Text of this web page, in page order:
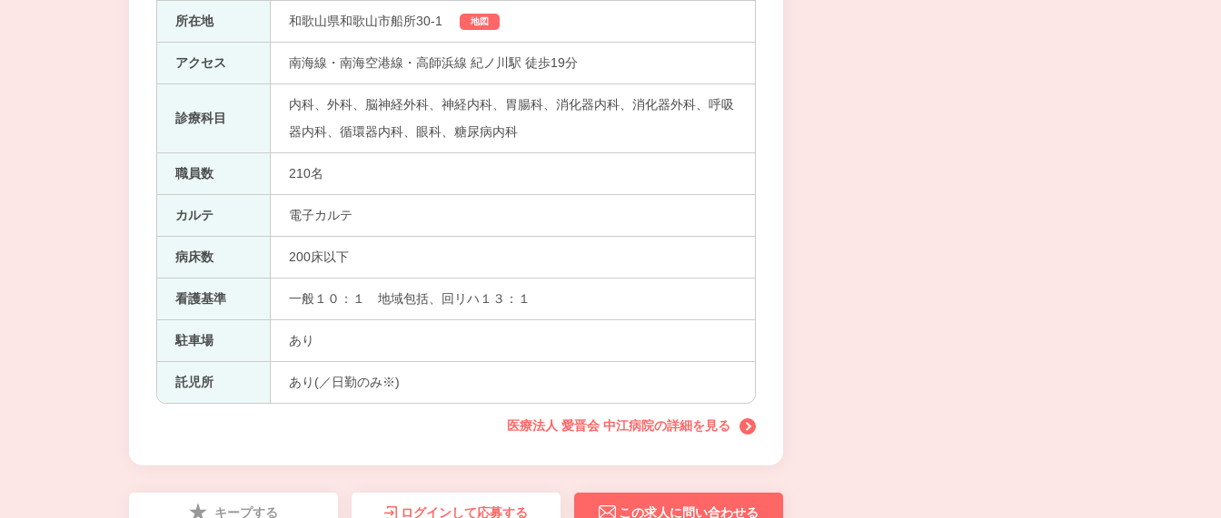
所在地 和歌山県和歌山市船所30-1 地図
アクセス 南海線・南海空港線・高師浜線 紀ノ川駅 徒歩19分
診療科目
内科、外科、脳神経外科、神経内科、胃腸科、消化器内科、消化器外科、呼吸
器内科、循環器内科、眼科、糖尿病内科
職員数 210名
カルテ 電子カルテ
病床数 200床以下
看護基準 一般１０：１ 地域包括、回リハ１３：１
駐車場 あり
託児所 あり(／日勤のみ※)
医療法人 愛晋会 中江病院の詳細を見る
キープする ログインして応募する この求人に問い合わせる